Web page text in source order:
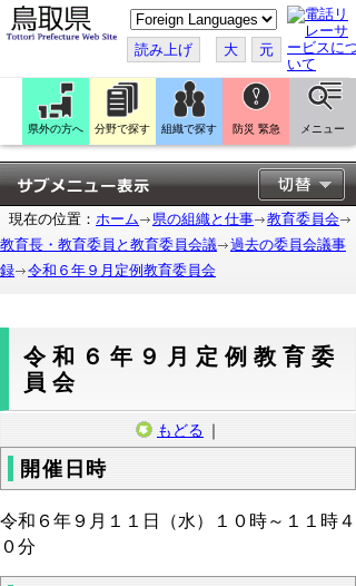
こ
の
ペ
ー
ジ
翻
訳
す
る
読み上げ 大 元
県外の方へ 分野で探す 組織で探す 防災 緊急 メニュー
現在の位置： ホーム 県の組織と仕事
教育委員会
教育長・教育委員と教育委員会議
過去の委員会議事
録
令和６年９月定例教育委員会
令和６年９月定例教育委
員会
もどる ｜
開催日時
令和６年９月１１日（水）１０時～１１時４
０分